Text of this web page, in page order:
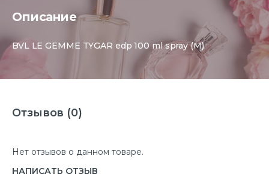
Описание
BVL LE GEMME TYGAR edp 100 ml spray (M)
Отзывов (0)
Нет отзывов о данном товаре.
НАПИСАТЬ ОТЗЫВ